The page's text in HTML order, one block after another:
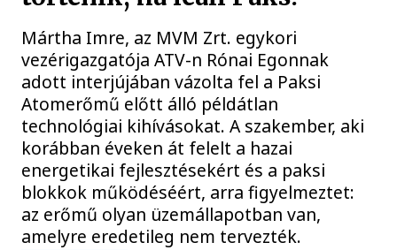
Mártha Imre, az MVM Zrt. egykori
vezérigazgatója ATV-n Rónai Egonnak
adott interjújában vázolta fel a Paksi
Atomerőmű előtt álló példátlan
technológiai kihívásokat. A szakember, aki
korábban éveken át felelt a hazai
energetikai fejlesztésekért és a paksi
blokkok működéséért, arra figyelmeztet:
az erőmű olyan üzemállapotban van,
amelyre eredetileg nem tervezték.